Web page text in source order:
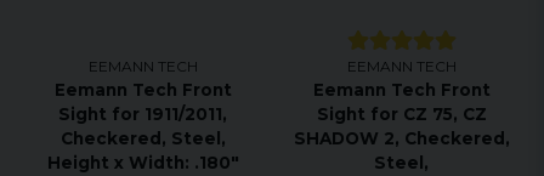
EEMANN TECH
Eemann Tech Front
Sight for 1911/2011,
Checkered, Steel,
Height x Width: .180"
EEMANN TECH
Eemann Tech Front
Sight for CZ 75, CZ
SHADOW 2, Checkered,
Steel,